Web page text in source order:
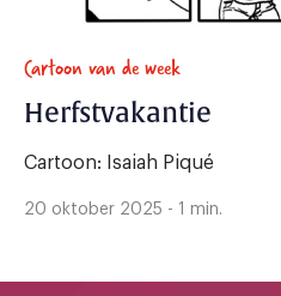
Cartoon van de week
Herfstvakantie
Cartoon: Isaiah Piqué
20 oktober 2025 - 1 min.